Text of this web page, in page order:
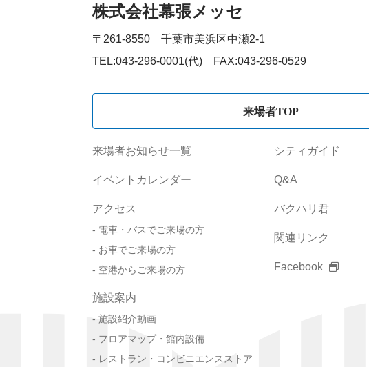
株式会社幕張メッセ
〒261-8550 千葉市美浜区中瀬2-1
TEL:043-296-0001(代) FAX:043-296-0529
来場者TOP
来場者お知らせ一覧
イベントカレンダー
アクセス
電車・バスでご来場の方
お車でご来場の方
空港からご来場の方
施設案内
施設紹介動画
フロアマップ・館内設備
レストラン・コンビニエンスストア
シティガイド
Q&A
バクハリ君
関連リンク
Facebook